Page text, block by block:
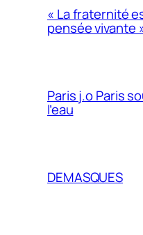
« La fraternité
pensée vivante
Paris j.o Paris
l’eau
DEMASQUES